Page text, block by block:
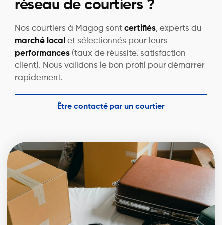
réseau de courtiers ?
Nos courtiers à Magog sont certifiés, experts du
marché local et sélectionnés pour leurs
performances (taux de réussite, satisfaction
client). Nous validons le bon profil pour démarrer
rapidement.
Être contacté par un courtier